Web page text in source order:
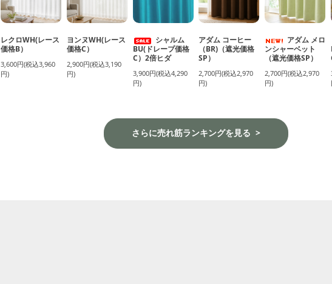
レクロWH(レース
価格B）
3,600円(税込3,960
円)
ヨンヌWH(レース
価格C）
2,900円(税込3,190
円)
シャルム
BU(ドレープ価格
C）2倍ヒダ
3,900円(税込4,290
円)
アダム コーヒー
（BR)（遮光価格
SP）
2,700円(税込2,970
円)
アダム メロ
ンシャーベット
（遮光価格SP）
2,700円(税込2,970
円)
さらに売れ筋ランキングを見る